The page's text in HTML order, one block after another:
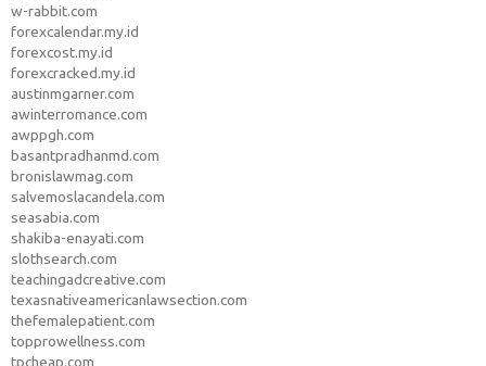
w-rabbit.com
forexcalendar.my.id
forexcost.my.id
forexcracked.my.id
austinmgarner.com
awinterromance.com
awppgh.com
basantpradhanmd.com
bronislawmag.com
salvemoslacandela.com
seasabia.com
shakiba-enayati.com
slothsearch.com
teachingadcreative.com
texasnativeamericanlawsection.com
thefemalepatient.com
topprowellness.com
tpcheap.com